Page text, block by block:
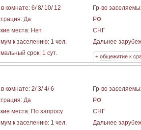
комнате: 6/ 8/ 10/ 12
Да
места: Нет
к заселению: 1 чел.
срок: 1 сут.
Гр-во
РФ
СНГ
Дальнее
+ общежитие к
комнате: 2/ 3/ 4/ 6
Да
места: По запросу
к заселению: 1 чел.
Гр-во
РФ
СНГ
Дальнее